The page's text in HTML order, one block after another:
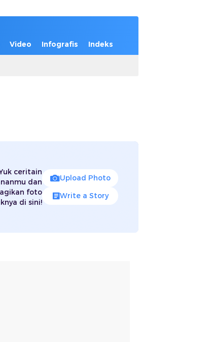
Video Infografis Indeks
ceritain
dan
foto
di sini!
Upload Photo
Write a Story